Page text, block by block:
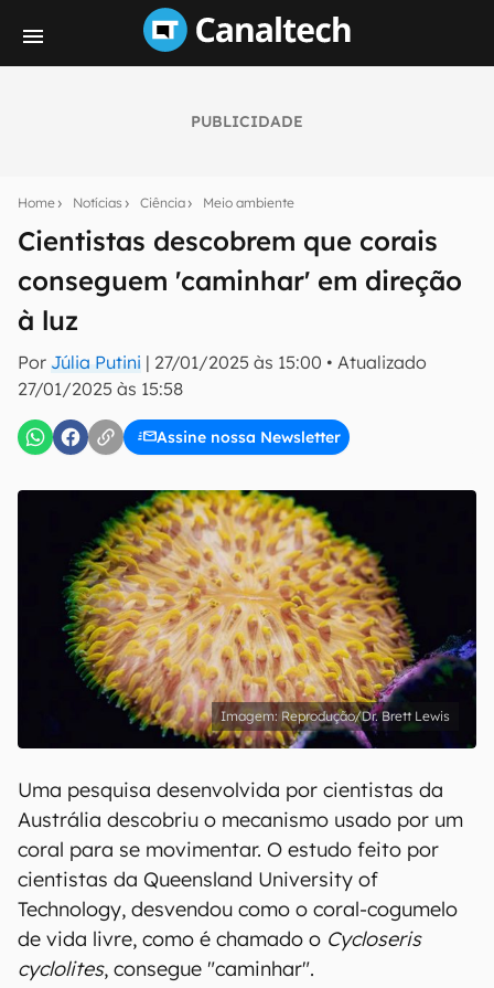
PUBLICIDADE
Home Notícias Ciência Meio ambiente
Cientistas descobrem que corais
conseguem 'caminhar' em direção
à luz
Por Júlia Putini | 27/01/2025 às 15:00 • Atualizado
27/01/2025 às 15:58
Assine nossa Newsletter
notícias e reviews sobre tecnologia em primeira
mão.
E-mail
inscreva-se
Confirmo que li, aceito e concordo com os Termos de
Uso e Política de Privacidade do Canaltech.
Reprodução/Dr. Brett Lewis
Uma pesquisa desenvolvida por cientistas da
Austrália descobriu o mecanismo usado por um
coral para se movimentar. O estudo feito por
cientistas da Queensland University of
Technology, desvendou como o coral-cogumelo
de vida livre, como é chamado o Cycloseris
cyclolites, consegue "caminhar".